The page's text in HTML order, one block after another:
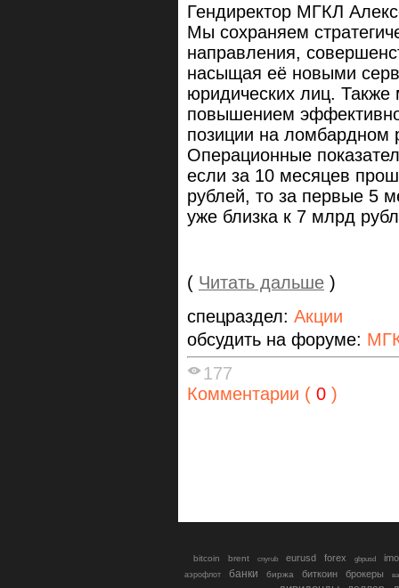
Гендиректор МГКЛ
Мы сохраняем
направления,
насыщая её новыми
юридических лиц.
повышением
позиции на ломбардном
Операционные
если за 10 месяцев
рублей, то за первые 5
уже близка к 7 млрд
( Читать дальше )
спецраздел: Акции
обсудить на форуме:
177
Комментарии ( 0 )
bitcoin brent cnyrub eurusd forex gbpusd
аэрофлот банки биржа биткоин брокеры